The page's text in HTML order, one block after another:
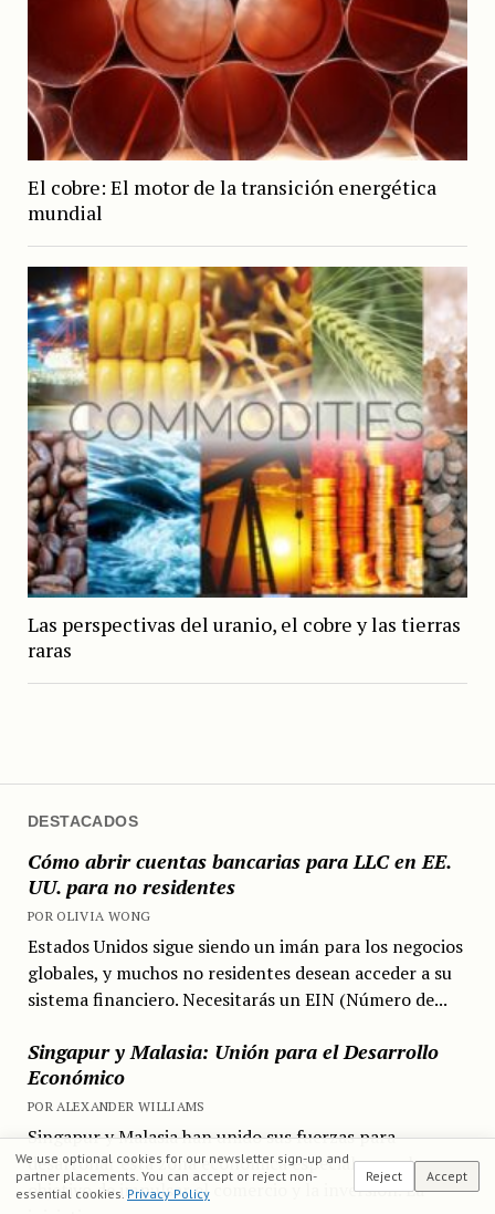
DESTACADOS
Cómo abrir cuentas bancarias para LLC en EE.
UU. para no residentes
POR OLIVIA WONG
Estados Unidos sigue siendo un imán para los negocios
globales, y muchos no residentes desean acceder a su
sistema financiero. Necesitarás un EIN (Número de...
Singapur y Malasia: Unión para el Desarrollo
Económico
POR ALEXANDER WILLIAMS
Singapur y Malasia han unido sus fuerzas para
desarrollar esta zona económica especial, con el
objetivo de impulsar el comercio y la inversión. La
El cobre: El motor de la transición energética
mundial
Las perspectivas del uranio, el cobre y las tierras
raras
We use optional cookies for our newsletter sign-up and
partner placements. You can accept or reject non-
essential cookies. Privacy Policy
Reject Accept